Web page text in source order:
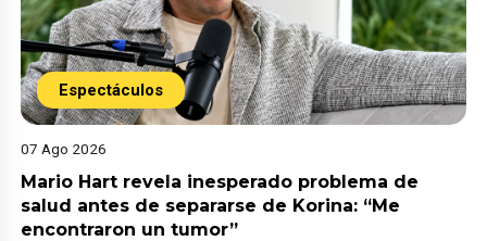
Espectáculos
07 Ago 2026
Mario Hart revela inesperado problema de
salud antes de separarse de Korina: “Me
encontraron un tumor”